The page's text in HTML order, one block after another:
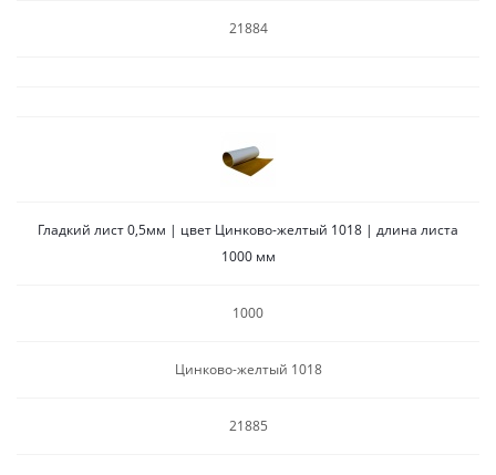
21884
Гладкий лист 0,5мм | цвет Цинково-желтый 1018 | длина листа
1000 мм
1000
Цинково-желтый 1018
21885